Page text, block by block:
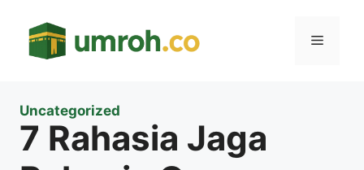
Menu
Uncategorized
7 Rahasia Jaga